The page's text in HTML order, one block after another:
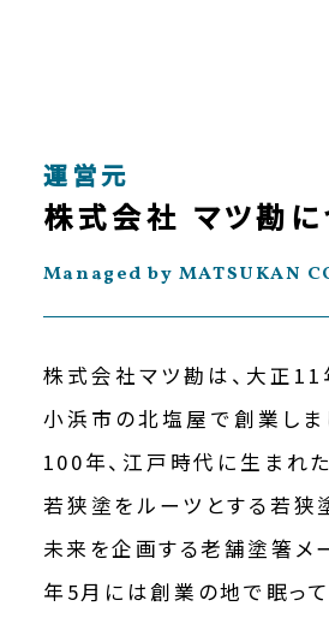
運営元
株式会社 マツ勘に
Managed by MATSUKAN
株式会社マツ勘は、大正
小浜市の北塩屋で創業しま
100年、江戸時代に生まれ
若狭塗をルーツとする若狭
未来を企画する老舗塗箸メ
年5月には創業の地で眠って